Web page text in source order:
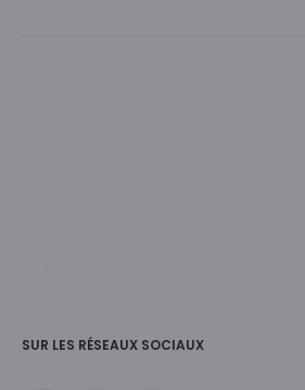
SUR LES RÉSEAUX SOCIAUX